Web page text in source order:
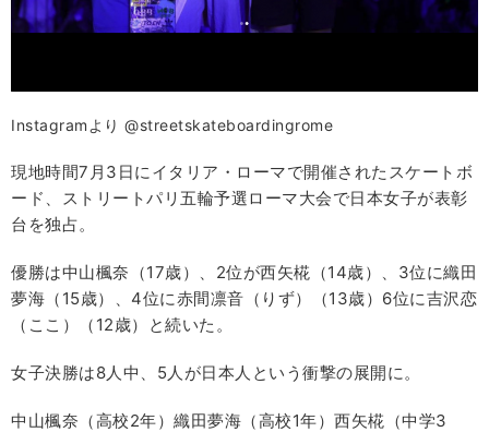
Instagramより @streetskateboardingrome
現地時間7月3日にイタリア・ローマで開催されたスケートボ
ード、ストリートパリ五輪予選ローマ大会で日本女子が表彰
台を独占。
優勝は中山楓奈（17歳）、2位が西矢椛（14歳）、3位に織田
夢海（15歳）、4位に赤間凛音（りず）（13歳）6位に吉沢恋
（ここ）（12歳）と続いた。
女子決勝は8人中、5人が日本人という衝撃の展開に。
中山楓奈（高校2年）織田夢海（高校1年）西矢椛（中学3